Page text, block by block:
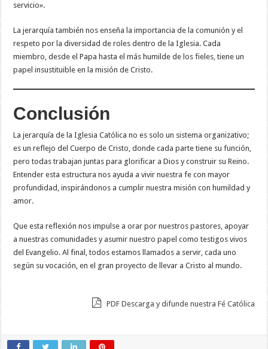
servicio».
La jerarquía también nos enseña la importancia de la comunión y el
respeto por la diversidad de roles dentro de la Iglesia. Cada
miembro, desde el Papa hasta el más humilde de los fieles, tiene un
papel insustituible en la misión de Cristo.
Conclusión
La jerarquía de la Iglesia Católica no es solo un sistema organizativo;
es un reflejo del Cuerpo de Cristo, donde cada parte tiene su función,
pero todas trabajan juntas para glorificar a Dios y construir su Reino.
Entender esta estructura nos ayuda a vivir nuestra fe con mayor
profundidad, inspirándonos a cumplir nuestra misión con humildad y
amor.
Que esta reflexión nos impulse a orar por nuestros pastores, apoyar
a nuestras comunidades y asumir nuestro papel como testigos vivos
del Evangelio. Al final, todos estamos llamados a servir, cada uno
según su vocación, en el gran proyecto de llevar a Cristo al mundo.
PDF Descarga y difunde nuestra Fé Católica